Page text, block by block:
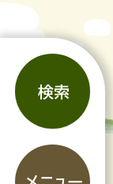
先
頭
す。
を
飛
し
本
検
索
メ
ニ